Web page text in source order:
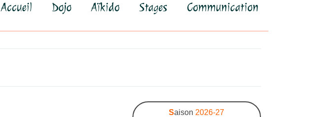
Accueil Dojo Aïkido Stages Communication
Saison 2026-27